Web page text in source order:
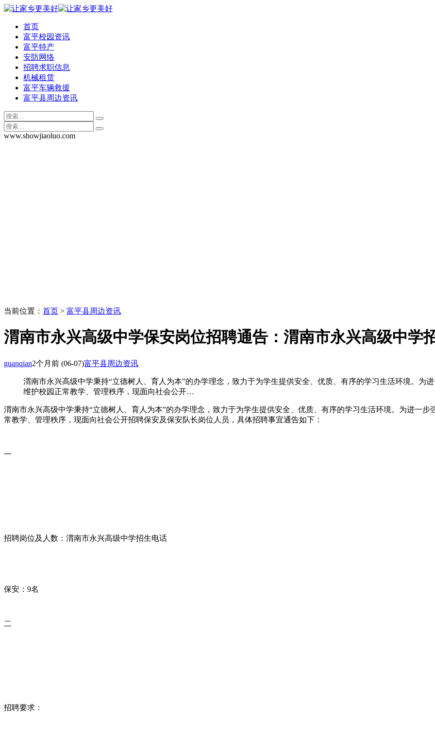
首页
富平校园资讯
富平特产
安防网络
招聘求职信息
机械租赁
富平车辆救援
富平县周边资讯
www.showjiaoluo.com
当前位置： 首页 > 富平县周边资讯
渭南市永兴高级中学保安岗位招聘通告：渭南市永兴高级中学
guanqian2个月前 (06-07)富平县周边资讯
渭南市永兴高级中学秉持“立德树人、育人为本”的办学理念，致力于为学生提供安全、优质、有序的学习生活环境。为
维护校园正常教学、管理秩序，现面向社会公开…
渭南市永兴高级中学秉持“立德树人、育人为本”的办学理念，致力于为学生提供安全、优质、有序的学习生活环境。为进一
常教学、管理秩序，现面向社会公开招聘保安及保安队长岗位人员，具体招聘事宜通告如下：
一
招聘岗位及人数：渭南市永兴高级中学招生电话
保安：9名
二
招聘要求：